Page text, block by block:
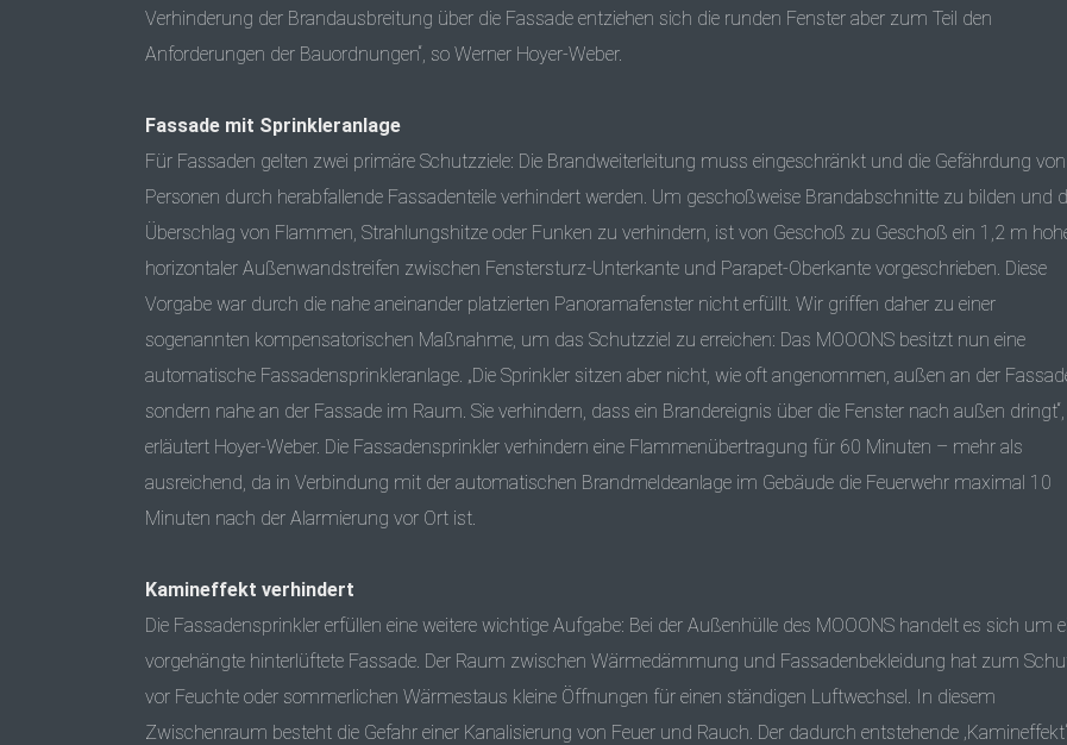
Verhinderung der Brandausbreitung über die Fassade entziehen sich die runden Fenster aber zum Teil den
Anforderungen der Bauordnungen“, so Werner Hoyer-Weber.
Fassade mit Sprinkleranlage
Für Fassaden gelten zwei primäre Schutzziele: Die Brandweiterleitung muss eingeschränkt und die Gefährdung von
Personen durch herabfallende Fassadenteile verhindert werden. Um geschoßweise Brandabschnitte zu bilden und
Überschlag von Flammen, Strahlungshitze oder Funken zu verhindern, ist von Geschoß zu Geschoß ein 1,2 m
horizontaler Außenwandstreifen zwischen Fenstersturz-Unterkante und Parapet-Oberkante vorgeschrieben. Diese
Vorgabe war durch die nahe aneinander platzierten Panoramafenster nicht erfüllt. Wir griffen daher zu einer
sogenannten kompensatorischen Maßnahme, um das Schutzziel zu erreichen: Das MOOONS besitzt nun eine
automatische Fassadensprinkleranlage. „Die Sprinkler sitzen aber nicht, wie oft angenommen, außen an der
sondern nahe an der Fassade im Raum. Sie verhindern, dass ein Brandereignis über die Fenster nach außen dringt“,
erläutert Hoyer-Weber. Die Fassadensprinkler verhindern eine Flammenübertragung für 60 Minuten – mehr als
ausreichend, da in Verbindung mit der automatischen Brandmeldeanlage im Gebäude die Feuerwehr maximal 10
Minuten nach der Alarmierung vor Ort ist.
Kamineffekt verhindert
Die Fassadensprinkler erfüllen eine weitere wichtige Aufgabe: Bei der Außenhülle des MOOONS handelt es sich um
vorgehängte hinterlüftete Fassade. Der Raum zwischen Wärmedämmung und Fassadenbekleidung hat zum
vor Feuchte oder sommerlichen Wärmestaus kleine Öffnungen für einen ständigen Luftwechsel. In diesem
Zwischenraum besteht die Gefahr einer Kanalisierung von Feuer und Rauch. Der dadurch entstehende ‚Kamineffekt‘